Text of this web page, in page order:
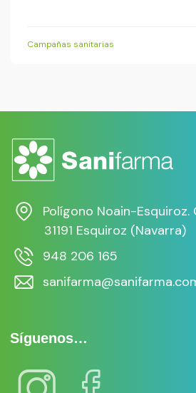
Campañas sanitarias
Polígono Noain-Esquiroz.
31191 Esquiroz (Navarra)
948 206 165
Síguenos…